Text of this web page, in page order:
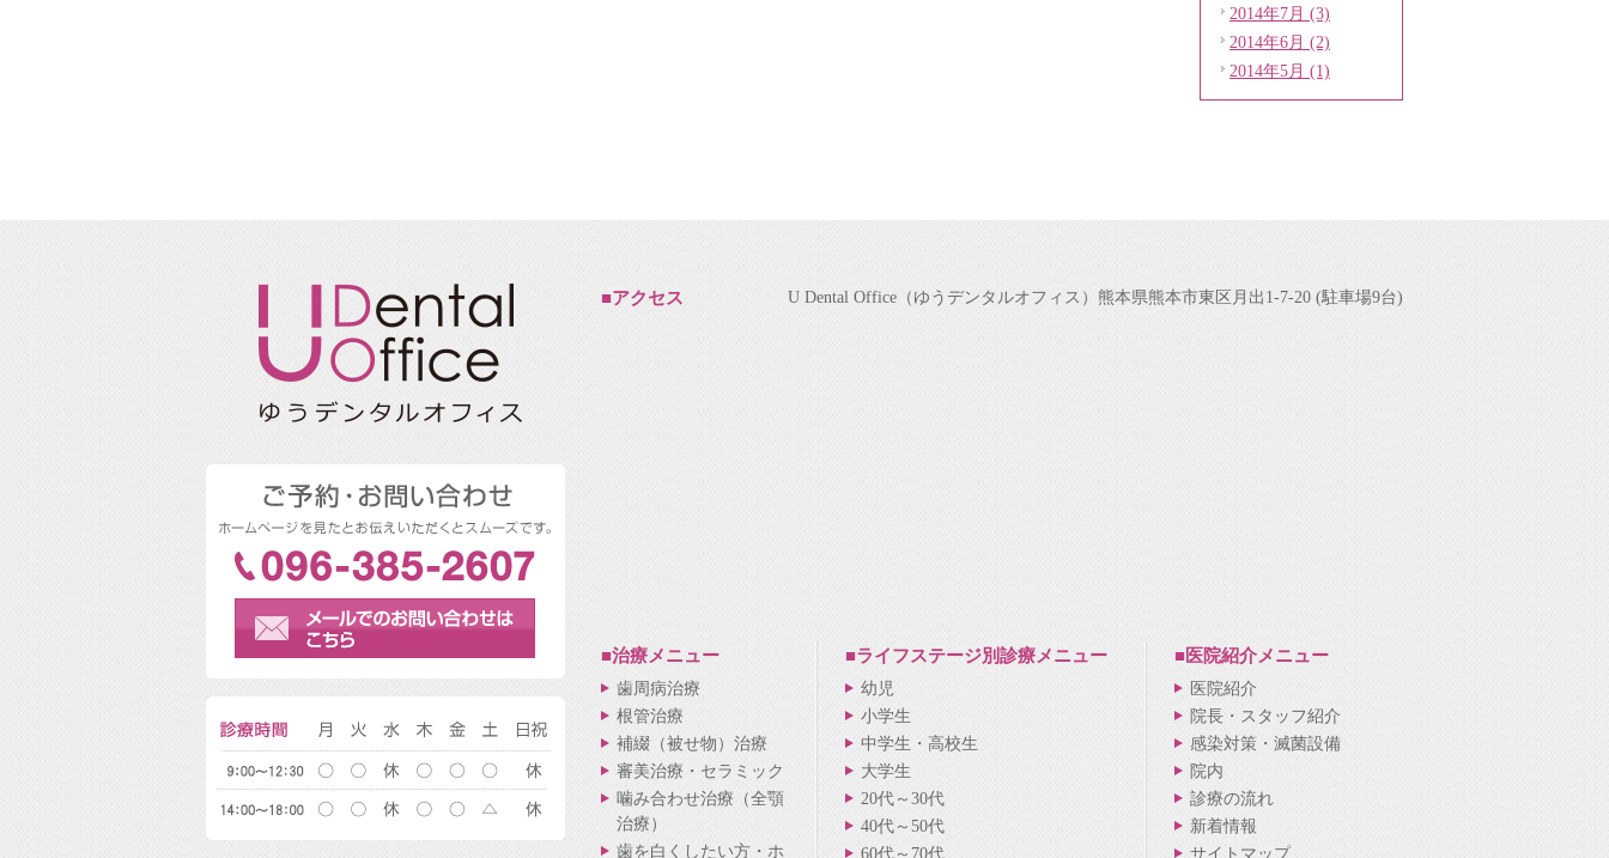
2014年7月 (3)
2014年6月 (2)
2014年5月 (1)
■アクセス U Dental Office（ゆうデンタルオフィス） 熊本県熊本市東区月出1-7-20 (駐車場9台)
■治療メニュー
歯周病治療
根管治療
補綴（被せ物）治療
審美治療・セラミック
噛み合わせ治療（全顎
治療）
歯を白くしたい方・ホ
■ライフステージ別診療メニュー
幼児
小学生
中学生・高校生
大学生
20代～30代
40代～50代
60代～70代
■医院紹介メニュー
医院紹介
院長・スタッフ紹介
感染対策・滅菌設備
院内
診療の流れ
新着情報
サイトマップ